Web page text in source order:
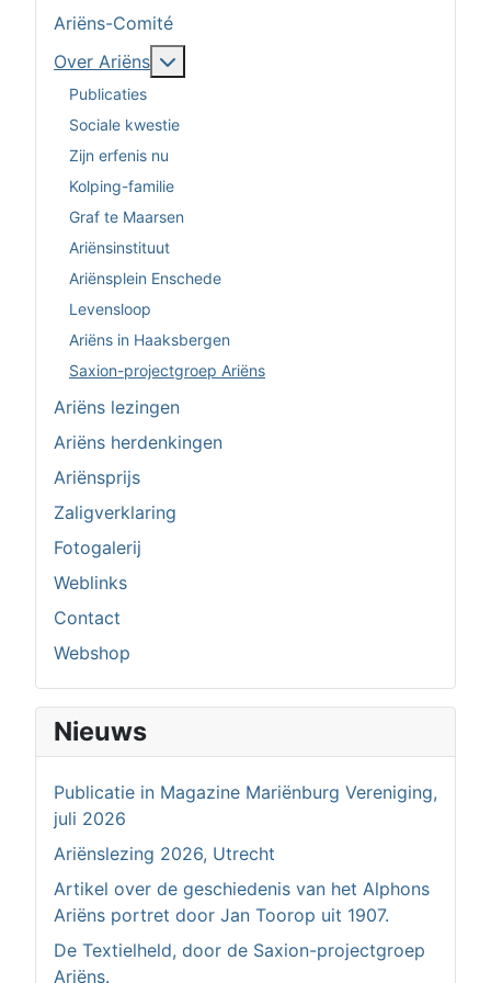
Ariëns-Comité
Over Ariëns
Publicaties
Sociale kwestie
Zijn erfenis nu
Kolping-familie
Graf te Maarsen
Ariënsinstituut
Ariënsplein Enschede
Levensloop
Ariëns in Haaksbergen
Saxion-projectgroep Ariëns
Ariëns lezingen
Ariëns herdenkingen
Ariënsprijs
Zaligverklaring
Fotogalerij
Weblinks
Contact
Webshop
Nieuws
Publicatie in Magazine Mariënburg Vereniging,
juli 2026
Ariënslezing 2026, Utrecht
Artikel over de geschiedenis van het Alphons
Ariëns portret door Jan Toorop uit 1907.
De Textielheld, door de Saxion-projectgroep
Ariëns.